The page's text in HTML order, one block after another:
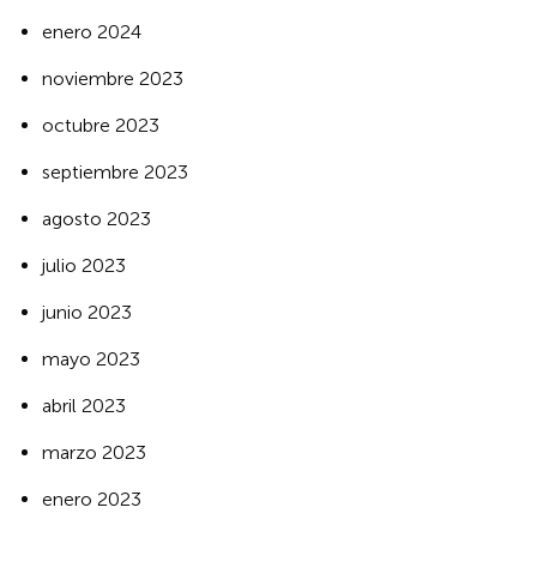
enero 2024
noviembre 2023
octubre 2023
septiembre 2023
agosto 2023
julio 2023
junio 2023
mayo 2023
abril 2023
marzo 2023
enero 2023